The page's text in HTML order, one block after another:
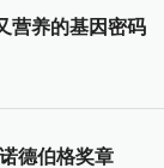
营养的基因密码
德伯格奖章